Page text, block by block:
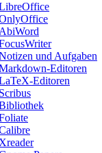
AbiWord
und Aufgaben
Editoren
Editoren
Scribus
Xreader